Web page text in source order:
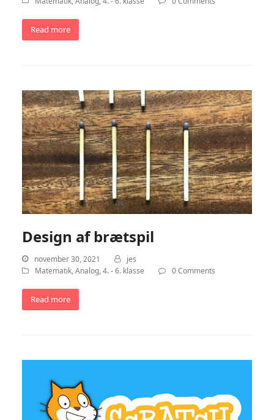
Read more
Design af brætspil
november 30, 2021
jes
Matematik,Analog,4. - 6. klasse 0 Comments
Read more